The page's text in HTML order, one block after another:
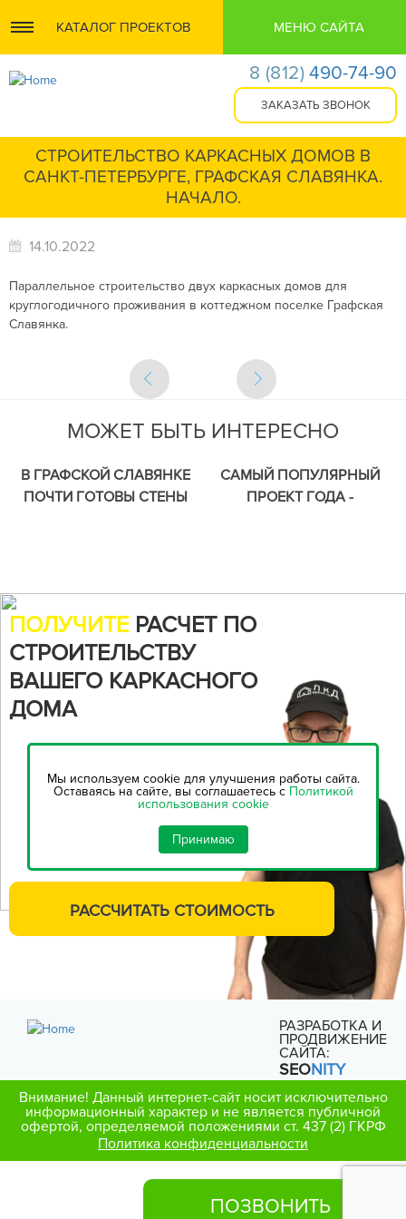
КАТАЛОГ ПРОЕКТОВ МЕНЮ САЙТА
8 (812) 490-74-90
СТРОИТЕЛЬСТВО КАРКАСНЫХ ДОМОВ В
САНКТ-ПЕТЕРБУРГЕ, ГРАФСКАЯ СЛАВЯНКА.
НАЧАЛО.
14.10.2022
Параллельное строительство двух каркасных домов для
круглогодичного проживания в коттеджном поселке Графская
Славянка.
МОЖЕТ БЫТЬ ИНТЕРЕСНО
В ГРАФСКОЙ СЛАВЯНКЕ
ПОЧТИ ГОТОВЫ СТЕНЫ
САМЫЙ ПОПУЛЯРНЫЙ
ПРОЕКТ ГОДА -
ПОЛУЧИТЕ РАСЧЕТ ПО
СТРОИТЕЛЬСТВУ
ВАШЕГО КАРКАСНОГО
ДОМА
Воспользуйтесь нашим
онлайн-калькулятором,
рассчитать стоимость
РАССЧИТАТЬ СТОИМОСТЬ
РАЗРАБОТКА И
ПРОДВИЖЕНИЕ
САЙТА:
SEONITY
Внимание! Данный интернет-сайт носит исключительно
информационный характер и не является публичной
офертой, определяемой положениями ст. 437 (2) ГКРФ
Политика конфиденциальности
ПОЗВОНИТЬ
Мы используем cookie для улучшения работы сайта.
Оставаясь на сайте, вы соглашаетесь с Политикой
использования cookie
Принимаю